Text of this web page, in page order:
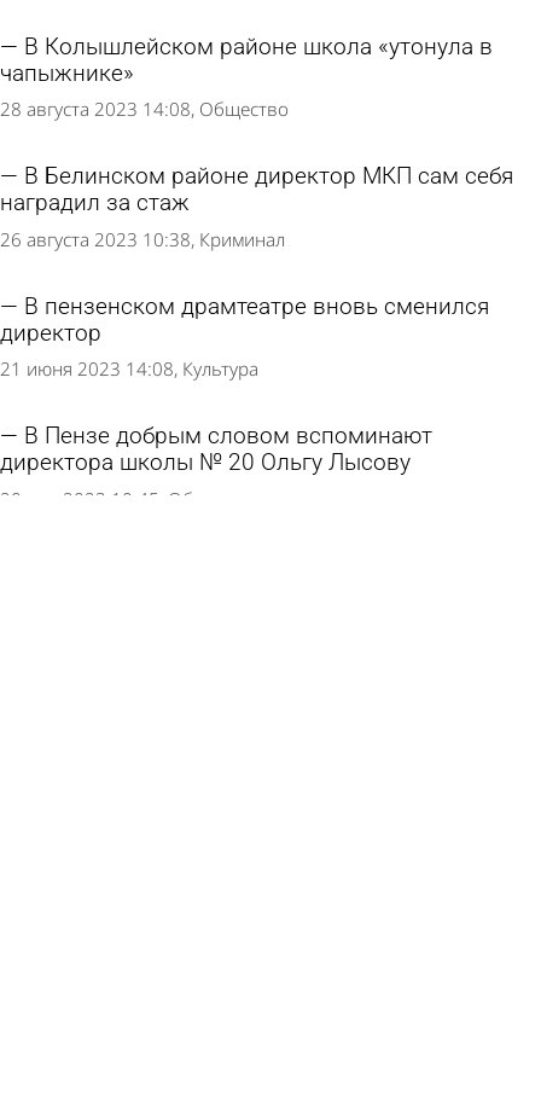
В Колышлейском районе школа «утонула в
чапыжнике»
28 августа 2023 14:08 Общество
В Белинском районе директор МКП сам себя
наградил за стаж
26 августа 2023 10:38 Криминал
В пензенском драмтеатре вновь сменился
директор
21 июня 2023 14:08 Культура
В Пензе добрым словом вспоминают
директора школы № 20 Ольгу Лысову
20 мая 2023 10:45 Общество